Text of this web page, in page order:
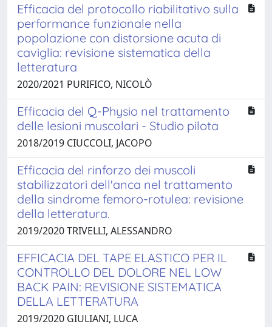
Efficacia del protocollo riabilitativo sulla
performance funzionale nella
popolazione con distorsione acuta di
caviglia: revisione sistematica della
letteratura
2020/2021 PURIFICO, NICOLÒ
Efficacia del Q-Physio nel trattamento
delle lesioni muscolari - Studio pilota
2018/2019 CIUCCOLI, JACOPO
Efficacia del rinforzo dei muscoli
stabilizzatori dell'anca nel trattamento
della sindrome femoro-rotulea: revisione
della letteratura.
2019/2020 TRIVELLI, ALESSANDRO
EFFICACIA DEL TAPE ELASTICO PER IL
CONTROLLO DEL DOLORE NEL LOW
BACK PAIN: REVISIONE SISTEMATICA
DELLA LETTERATURA
2019/2020 GIULIANI, LUCA